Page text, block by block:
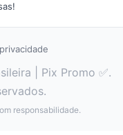
| Pix Promo ✅.
responsabilidade.